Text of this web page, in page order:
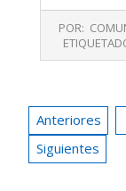
01-
14
POR:
de
Anteriores
Siguientes